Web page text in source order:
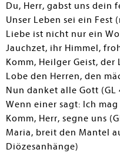
Du, Herr, gabst uns dein
Unser Leben sei ein Fest
Liebe ist nicht nur ein
Jauchzet, ihr Himmel,
Komm, Heilger Geist, der
Lobe den Herren, den
Nun danket alle Gott (GL
Wenn einer sagt: Ich
Komm, Herr, segne uns
Maria, breit den Mantel
Diözesanhänge)